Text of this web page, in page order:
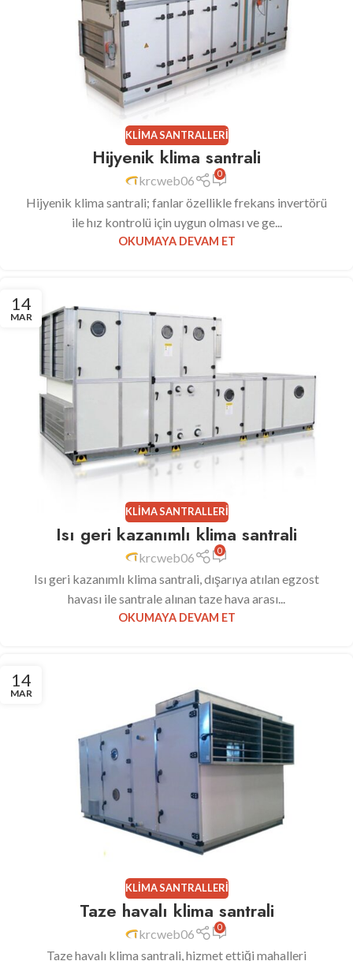
KLIMA SANTRALLERI
Hijyenik klima santrali
krcweb06 0
Hijyenik klima santrali; fanlar özellikle frekans invertörü
ile hız kontrolü için uygun olması ve ge...
OKUMAYA DEVAM ET
14
MAR
KLIMA SANTRALLERI
Isı geri kazanımlı klima santrali
krcweb06 0
Isı geri kazanımlı klima santrali, dışarıya atılan egzost
havası ile santrale alınan taze hava arası...
OKUMAYA DEVAM ET
14
MAR
KLIMA SANTRALLERI
Taze havalı klima santrali
krcweb06 0
Taze havalı klima santrali, hizmet ettiği mahalleri